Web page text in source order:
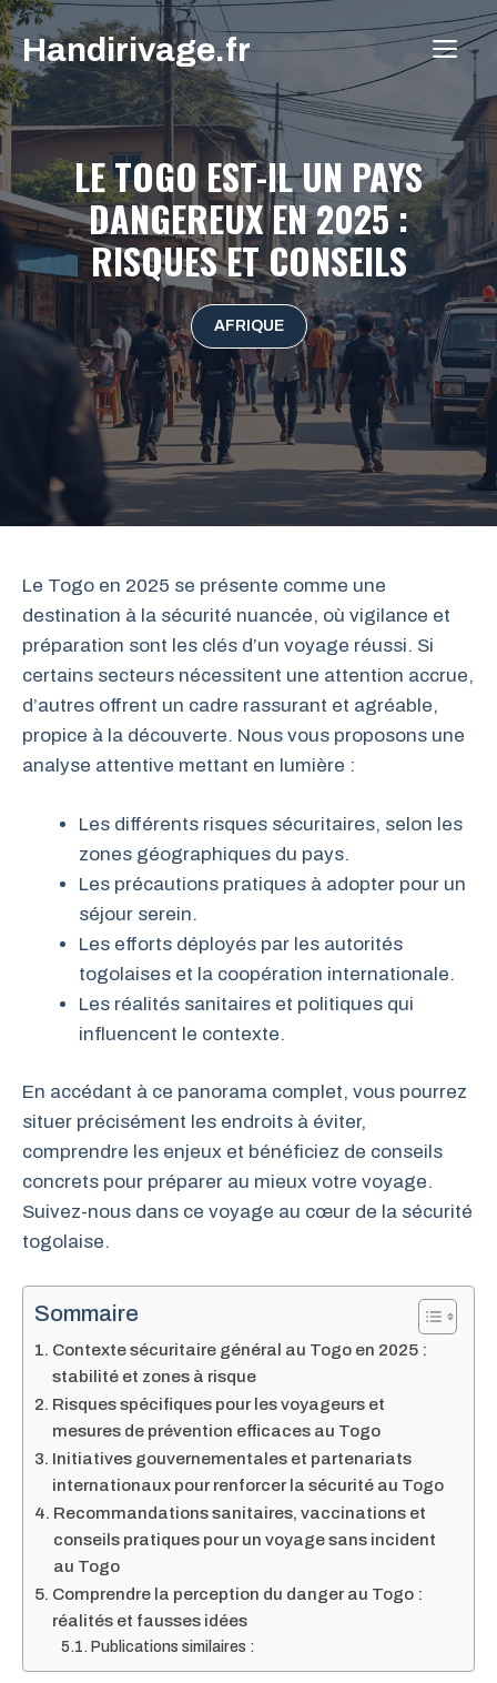
Aller
au
contenu
Handirivage.fr
LE TOGO EST-IL UN PAYS
DANGEREUX EN 2025 :
RISQUES ET CONSEILS
AFRIQUE
Le Togo en 2025 se présente comme une
destination à la sécurité nuancée, où vigilance et
préparation sont les clés d’un voyage réussi. Si
certains secteurs nécessitent une attention accrue,
d’autres offrent un cadre rassurant et agréable,
propice à la découverte. Nous vous proposons une
analyse attentive mettant en lumière :
Les différents risques sécuritaires, selon les
zones géographiques du pays.
Les précautions pratiques à adopter pour un
séjour serein.
Les efforts déployés par les autorités
togolaises et la coopération internationale.
Les réalités sanitaires et politiques qui
influencent le contexte.
En accédant à ce panorama complet, vous pourrez
situer précisément les endroits à éviter,
comprendre les enjeux et bénéficiez de conseils
concrets pour préparer au mieux votre voyage.
Suivez-nous dans ce voyage au cœur de la sécurité
togolaise.
Sommaire
Contexte sécuritaire général au Togo en 2025 :
stabilité et zones à risque
Risques spécifiques pour les voyageurs et
mesures de prévention efficaces au Togo
Initiatives gouvernementales et partenariats
internationaux pour renforcer la sécurité au Togo
Recommandations sanitaires, vaccinations et
conseils pratiques pour un voyage sans incident
au Togo
Comprendre la perception du danger au Togo :
réalités et fausses idées
Publications similaires :